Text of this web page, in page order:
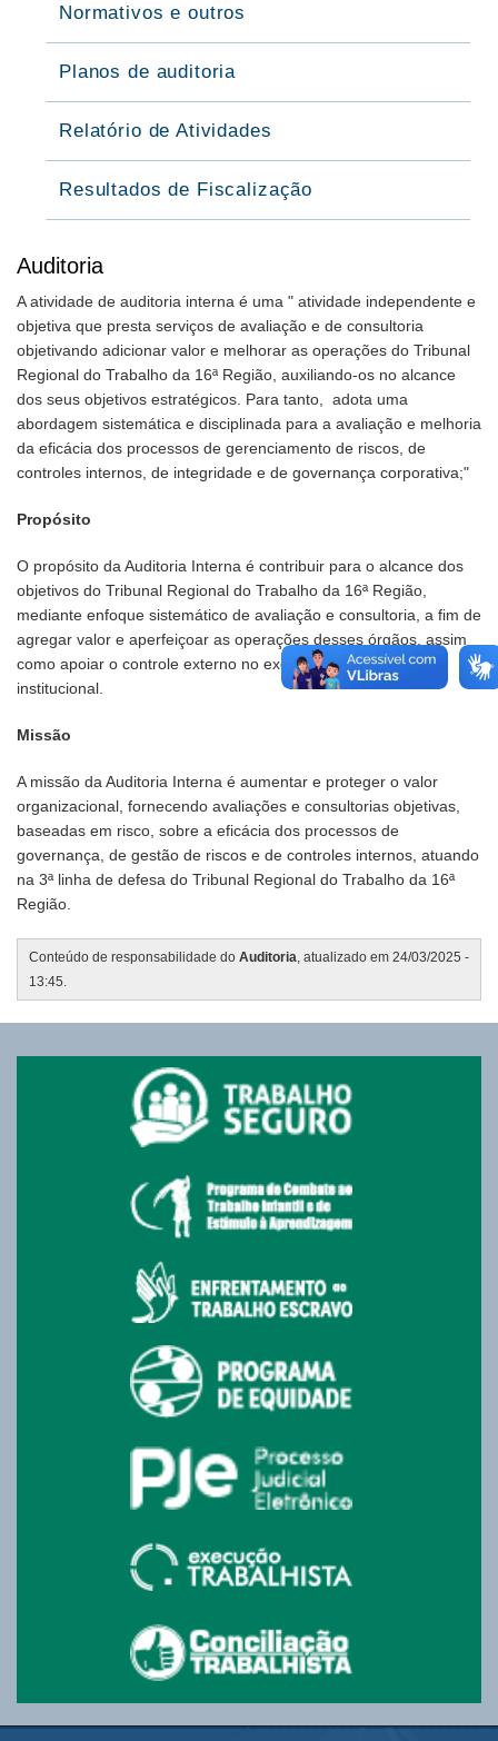
Auditoria
A atividade de auditoria interna é uma " atividade independente e
objetiva que presta serviços de avaliação e de consultoria
objetivando adicionar valor e melhorar as operações do Tribunal
Regional do Trabalho da 16ª Região, auxiliando-os no alcance
dos seus objetivos estratégicos. Para tanto, adota uma
abordagem sistemática e disciplinada para a avaliação e melhoria
da eficácia dos processos de gerenciamento de riscos, de
controles internos, de integridade e de governança corporativa;"
Propósito
O propósito da Auditoria Interna é contribuir para o alcance dos
objetivos do Tribunal Regional do Trabalho da 16ª Região,
mediante enfoque sistemático de avaliação e consultoria, a fim de
agregar valor e aperfeiçoar as operações desses órgãos, assim
como apoiar o controle externo no exercício de sua missão
institucional.
Missão
A missão da Auditoria Interna é aumentar e proteger o valor
organizacional, fornecendo avaliações e consultorias objetivas,
baseadas em risco, sobre a eficácia dos processos de
governança, de gestão de riscos e de controles internos, atuando
na 3ª linha de defesa do Tribunal Regional do Trabalho da 16ª
Região.
Conteúdo de responsabilidade do Auditoria, atualizado em 24/03/2025 -
13:45.
Normativos e outros
Planos de auditoria
Relatório de Atividades
Resultados de Fiscalização